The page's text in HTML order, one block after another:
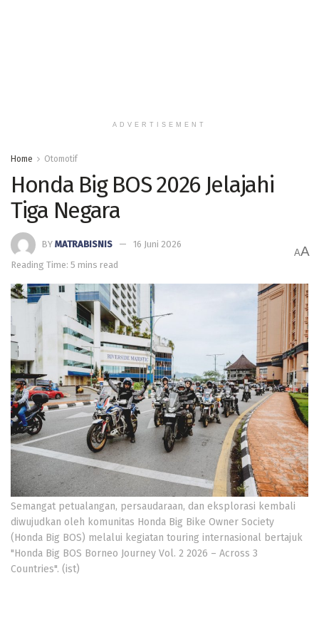
ADVERTISEMENT
Home Otomotif
Honda Big BOS 2026 Jelajahi
Tiga Negara
BY MATRABISNIS
16 Juni 2026
Reading Time: 5 mins read
AA
Semangat petualangan, persaudaraan, dan eksplorasi kembali
diwujudkan oleh komunitas Honda Big Bike Owner Society
(Honda Big BOS) melalui kegiatan touring internasional bertajuk
"Honda Big BOS Borneo Journey Vol. 2 2026 – Across 3
Countries". (ist)